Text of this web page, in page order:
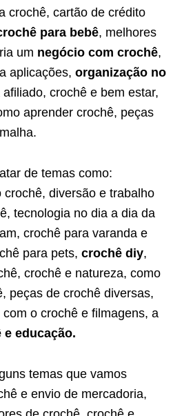
crochê, cartão de crédito
para bebê, melhores
um negócio com crochê,
aplicações, organização no
crochê e bem estar,
aprender crochê, peças
de temas como:
diversão e trabalho
tecnologia no dia a dia da
crochê para varanda e
para pets, crochê diy,
crochê e natureza, como
peças de crochê diversas,
o crochê e filmagens, a
e educação.
temas que vamos
e envio de mercadoria,